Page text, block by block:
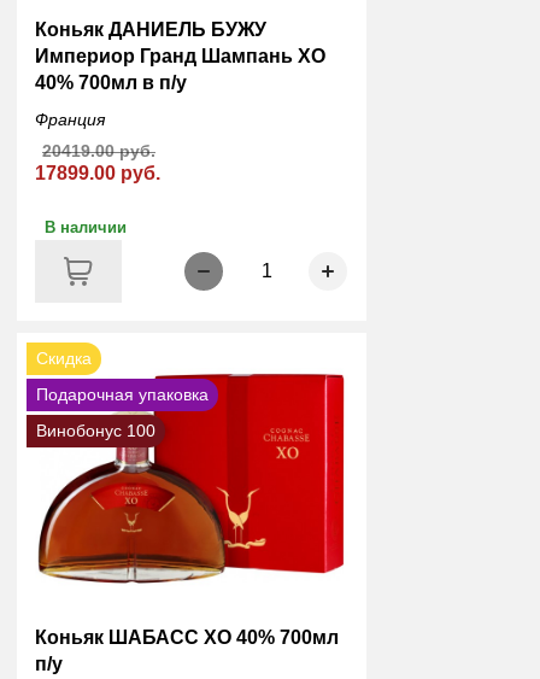
Коньяк ДАНИЕЛЬ БУЖУ
Империор Гранд Шампань ХО
40% 700мл в п/у
Франция
17899.00 руб.
20419.00 руб.
В наличии
1
Скидка
Подарочная упаковка
Винобонус 100
Коньяк ШАБАСС XO 40% 700мл
п/у